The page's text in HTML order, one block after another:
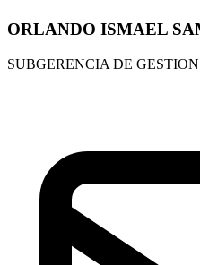
ORLANDO ISMAEL
SUBGERENCIA DE